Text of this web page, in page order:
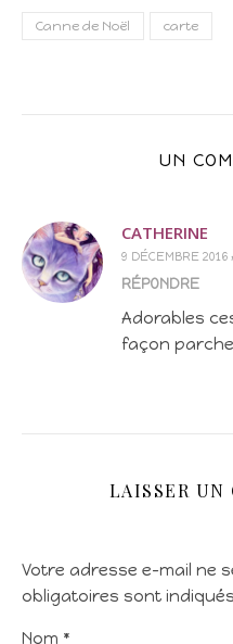
Canne de Noël carte
UN
CATHERINE
9 DÉCEMBRE 2016
RÉPONDRE
Adorables
façon
LAISSER UN
Votre adresse e-mail ne
obligatoires sont
Nom *